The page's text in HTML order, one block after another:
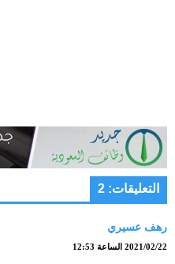
التعليقات: 2
رهف عسيري
2021/02/22 الساعة 12:53